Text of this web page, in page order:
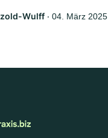
Wulff ‧ 04. März 2025